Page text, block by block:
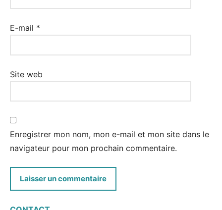
E-mail *
Site web
Enregistrer mon nom, mon e-mail et mon site dans le
navigateur pour mon prochain commentaire.